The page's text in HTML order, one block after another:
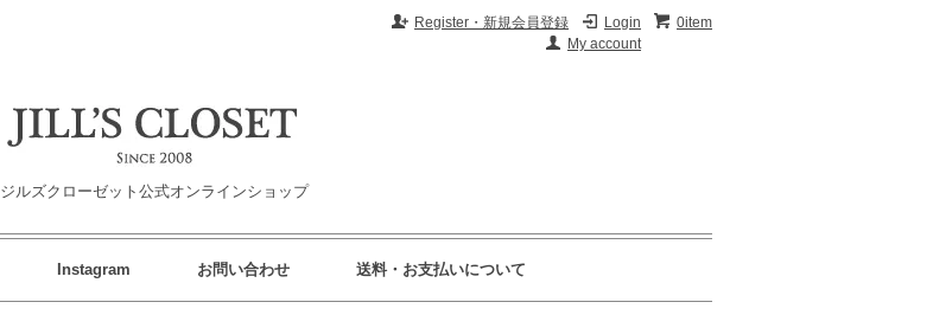
0item
Login
Register・新規会員登録
My account
ジルズクローゼット公式オンラインショップ
Instagram お問い合わせ 送料・お支払いについて